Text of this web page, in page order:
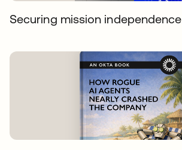
Securing mission independence